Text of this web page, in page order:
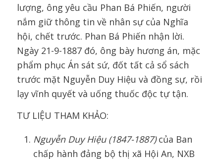
lượng, ông yêu cầu Phan Bá Phiến, người
nắm giữ thông tin về nhân sự của Nghĩa
hội, chết trước. Phan Bá Phiến nhận lời.
Ngày 21-9-1887 đó, ông bày hương án, mặc
phẩm phục Án sát sứ, đốt tất cả sổ sách
trước mặt Nguyễn Duy Hiệu và đồng sự, rồi
lạy vĩnh quyết và uống thuốc độc tự tận.
TƯ LIỆU THAM KHẢO:
Nguyễn Duy Hiệu (1847-1887)của Ban
chấp hành đảng bộ thị xã Hội An, NXB